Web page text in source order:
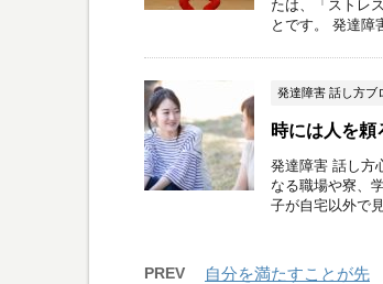
たは、「ストレ
とです。 発達障
発達障害 話し方ブ
時には人を頼
発達障害 話し方
なる職場や寮、
子が自宅以外で
PREV 自分を満たすことが先